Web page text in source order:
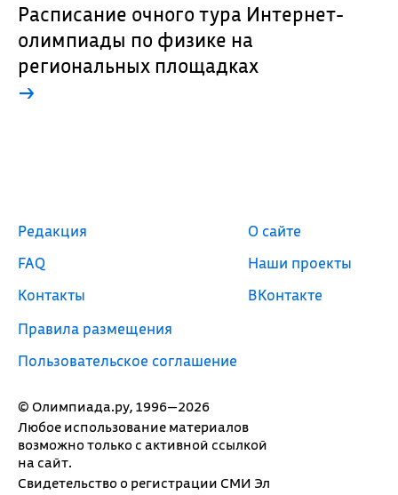
Расписание очного тура Интернет-
олимпиады по физике на
региональных площадках
→
© Олимпиада.ру, 1996—2026
Любое использование материалов
возможно только с активной ссылкой
на сайт.
Свидетельство о регистрации СМИ Эл
Редакция
FAQ
Контакты
Правила размещения
Пользовательское соглашение
О сайте
Наши проекты
ВКонтакте